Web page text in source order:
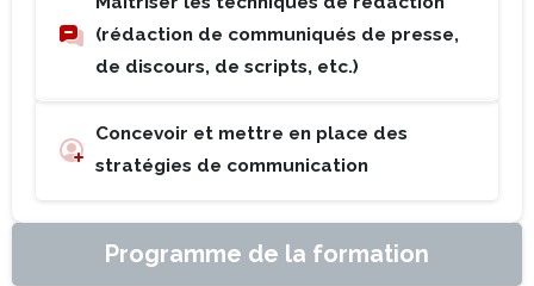
(rédaction de communiqués de presse,
de discours, de scripts, etc.)
Concevoir et mettre en place des
stratégies de communication
Programme de la formation